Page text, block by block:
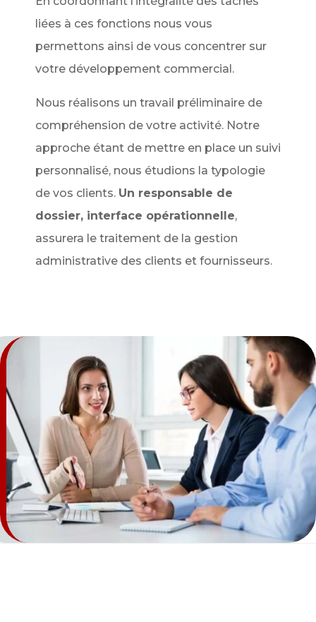
liées à ces fonctions nous vous
permettons ainsi de vous concentrer sur
votre développement commercial.
Nous réalisons un travail préliminaire de
compréhension de votre activité. Notre
approche étant de mettre en place un suivi
personnalisé, nous étudions la typologie
de vos clients. Un responsable de
dossier, interface opérationnelle,
assurera le traitement de la gestion
administrative des clients et fournisseurs.